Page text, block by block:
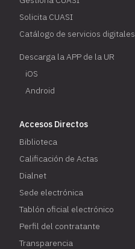
Solicita CUASI
Catálogo de servicios digitales
Descarga la APP de la UR
iOS
Android
Accesos Directos
Biblioteca
Calificación de Actas
Dialnet
Sede electrónica
Tablón oficial electrónico
Perfil del contratante
Transparencia